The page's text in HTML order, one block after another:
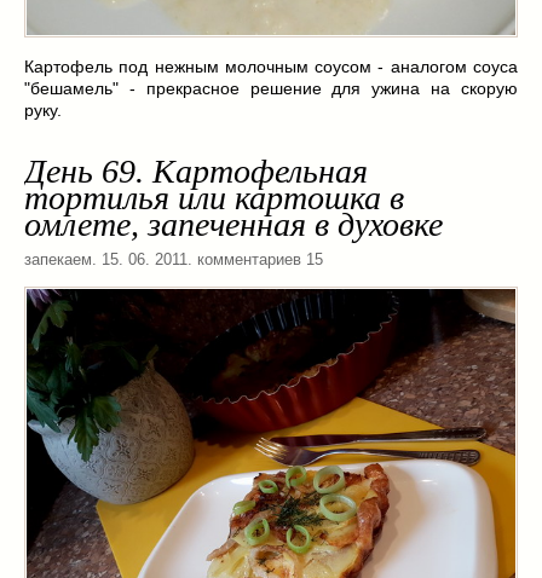
Картофель под нежным молочным соусом - аналогом соуса
"бешамель" - прекрасное решение для ужина на скорую
руку.
День 69. Картофельная
тортилья или картошка в
омлете, запеченная в духовке
запекаем . 15. 06. 2011. комментариев 15